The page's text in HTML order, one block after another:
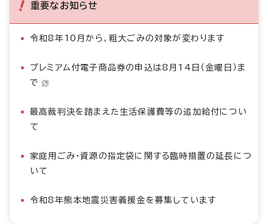
重要なお知らせ
令和8年10月から、粗大ごみの対象が変わります
プレミアム付電子商品券の申込は8月14日（金曜日）ま
で
最高裁判決を踏まえた生活保護費等の追加給付につい
て
家庭用ごみ・資源の指定袋に関する臨時措置の延長につ
いて
令和8年熊本地震災害義援金を募集しています